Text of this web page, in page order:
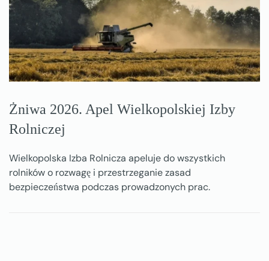
Żniwa 2026. Apel Wielkopolskiej Izby
Rolniczej
Wielkopolska Izba Rolnicza apeluje do wszystkich
rolników o rozwagę i przestrzeganie zasad
bezpieczeństwa podczas prowadzonych prac.